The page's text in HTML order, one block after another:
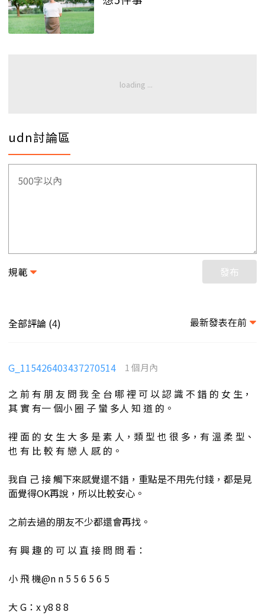
udn討論區
規範 發布
全部評論 (4) 最新發表在前
G_115426403437270514 1 個月內
之 前 有 朋 友 問 我 全 台 哪 裡 可 以 認 識 不 錯 的 女 生，
其 實 有一 個小 圈 子 蠻 多人 知 道 的。
裡 面 的 女 生 大 多 是 素 人，類 型 也 很 多，有 溫 柔 型、
也 有 比 較 有 戀 人 感 的。
我自 己 接 觸下來感覺還不錯，重點是不用先付錢，都是見
面覺得OK再說，所以比較安心。
之前去過的朋友不少都還會再找。
有 興 趣 的 可 以 直 接 問 問 看：
小 飛 機@n n 5 5 6 5 6 5
大 G：x y8 8 8